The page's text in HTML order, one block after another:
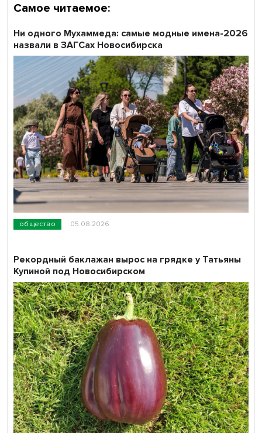
Самое читаемое:
общество 05.08.2026
Ни одного Мухаммеда: самые модные имена-2026
назвали в ЗАГСах Новосибирска
Рекордный баклажан вырос на грядке у Татьяны
Купиной под Новосибирском